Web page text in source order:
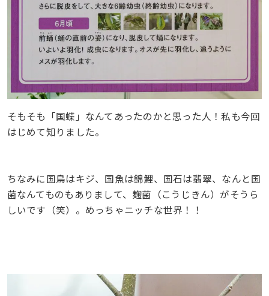
そもそも「国蝶」なんてあったのかと思った人！私も今回
はじめて知りました。
ちなみに国鳥はキジ、国魚は錦鯉、国石は翡翠、なんと国
菌なんてものもありまして、麹菌（こうじきん）がそうら
しいです（笑）。めっちゃニッチな世界！！